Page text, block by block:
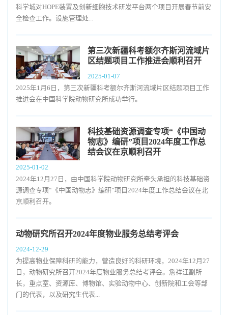
科学城对HOPE装置及创新细胞技术研发平台两个项目开展春节前安
全检查工作。设施管理处...
第三次新疆科考额尔齐斯河流域片
区结题项目工作推进会顺利召开
2025-01-07
2025年1月6日，第三次新疆科考额尔齐斯河流域片区结题项目工作
推进会在中国科学院动物研究所成功举行。
科技基础资源调查专项“《中国动
物志》编研”项目2024年度工作总
结会议在京顺利召开
2025-01-02
2024年12月27日，由中国科学院动物研究所牵头承担的科技基础资
源调查专项“《中国动物志》编研”项目2024年度工作总结会议在北
京顺利召开。
动物研究所召开2024年度物业服务总结考评会
2024-12-29
为提高物业保障科研的能力，营造良好的科研环境，2024年12月27
日，动物研究所召开2024年度物业服务总结考评会。詹祥江副所
长，重点室、资源库、博物馆、实验动物中心、创新院和工会等部
门的代表，以及研究生代表...